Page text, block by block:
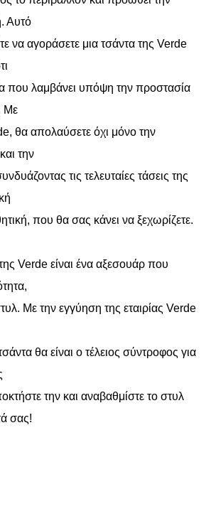
Αυτό
να αγοράσετε μια τσάντα της Verde
που λαμβάνει υπόψη την προστασία
Με
θα απολαύσετε όχι μόνο την
την
τις τελευταίες τάσεις της
που θα σας κάνει να ξεχωρίζετε.
Verde είναι ένα αξεσουάρ που
Με την εγγύηση της εταιρίας Verde
θα είναι ο τέλειος σύντροφος για
την και αναβαθμίστε το στυλ
σας!